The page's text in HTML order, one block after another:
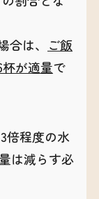
は、
ご飯
が適量で
倍程度の水
は減らす必